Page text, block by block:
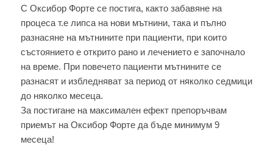
С Оксибор Форте се постига, както забавяне на
процеса т.е липса на нови мътнини, така и пълно
разнасяне на мътнините при пациенти, при които
състоянието е открито рано и лечението е започнало
на време. При повечето пациенти мътнините се
разнасят и избледняват за период от няколко седмици
до няколко месеца.
За постигане на максимален ефект препоръчвам
приемът на Оксибор Форте да бъде минимум 9
месеца!